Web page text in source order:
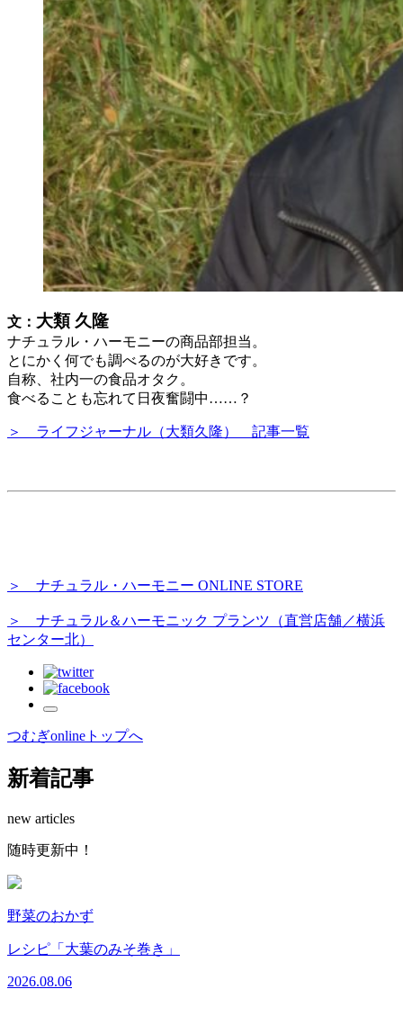
文： 大類 久隆
ナチュラル・ハーモニーの商品部担当。
とにかく何でも調べるのが大好きです。
自称、社内一の食品オタク。
食べることも忘れて日夜奮闘中……？
＞ ライフジャーナル（大類久隆） 記事一覧
＞ ナチュラル・ハーモニー ONLINE STORE
＞ ナチュラル＆ハーモニック プランツ（直営店舗／横浜
センター北）
つむぎonlineトップへ
新着記事
new articles
随時更新中 ！
野菜のおかず
レシピ「大葉のみそ巻き」
2026.08.06